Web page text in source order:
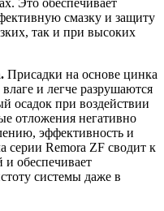
Это обеспечивает
смазку и защиту
так и при высоких
Присадки на основе цинка
и легче разрушаются
осадок при воздействии
отложения негативно
эффективность и
серии Remora ZF сводит к
обеспечивает
системы даже в